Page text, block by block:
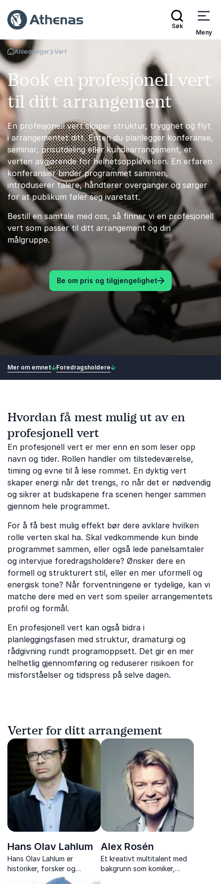
Søk
Meny
Gå tilbake til startsiden
Anledninger Vert
Book en profesjonell vert
til ditt arrangement
En profesjonell vert skaper struktur, trygghet og flyt
i arrangementet ditt. Enten du planlegger konferanse,
seminar, prisutdeling eller kundearrangement, er
verten avgjørende for helhetsopplevelsen. En erfaren
konferansier binder programmet sammen,
introduserer talere, håndterer overganger og sørger
for at publikum føler seg ivaretatt.
Bestill en samtale med oss, så finner vi en profesjonell
vert som passer til ditt arrangement og din
målgruppe.
Be om pris og tilgjengelighet
Mer om emnet Foredragsholdere
Hvordan få mest mulig ut av en
profesjonell vert
En profesjonell vert er mer enn en som leser opp
navn og tider. Rollen handler om tilstedeværelse,
timing og evne til å lese rommet. En dyktig vert
skaper energi når det trengs, ro når det er nødvendig
og sikrer at budskapene fra scenen henger sammen
gjennom hele programmet.
For å få best mulig effekt bør dere avklare hvilken
rolle verten skal ha. Skal vedkommende kun binde
programmet sammen, eller også lede panelsamtaler
og intervjue foredragsholdere? Ønsker dere en
formell og strukturert stil, eller en mer uformell og
energisk tone? Når forventningene er tydelige, kan vi
matche dere med en vert som speiler arrangementets
profil og formål.
En profesjonell vert kan også bidra i
planleggingsfasen med struktur, dramaturgi og
rådgivning rundt programoppsett. Det gir en mer
helhetlig gjennomføring og reduserer risikoen for
misforståelser og tidspress på selve dagen.
Verter for ditt arrangement
Hans Olav Lahlum
Hans Olav Lahlum er
historiker, forsker og
forfatter av en lang rekke
Alex Rosén
Et kreativt multitalent med
bakgrunn som komiker,